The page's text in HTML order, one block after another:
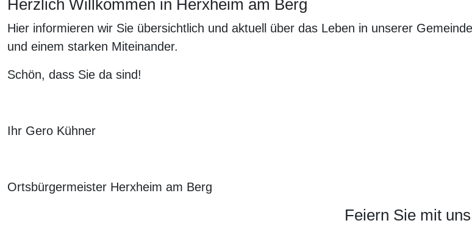
Herzlich Willkommen in Herxheim am Berg
Hier informieren wir Sie übersichtlich und aktuell über das Leben in unserer
und einem starken Miteinander.
Schön, dass Sie da sind!
Ihr Gero Kühner
Ortsbürgermeister Herxheim am Berg
Feiern Sie mit